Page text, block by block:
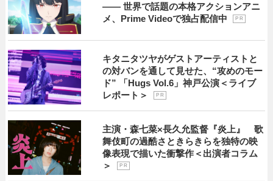
―― 世界で話題の本格アクションアニ
メ、Prime Videoで独占配信中
P R
キタニタツヤがゲストアーティストと
の対バンを通して見せた、“攻めのモー
ド” 「Hugs Vol.6」神戸公演＜ライブ
レポート＞
P R
主演・森七菜×長久允監督『炎上』 歌
舞伎町の過酷さときらきらを独特の映
像表現で描いた衝撃作＜出演者コラム
＞
P R